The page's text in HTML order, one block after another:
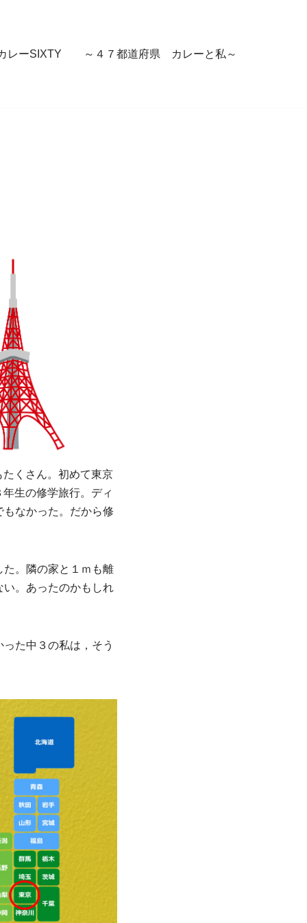
レーSIXTY ～４７都道府県 カレーと私～
くさん。初めて東京
生の修学旅行。ディ
なかった。だから修
。隣の家と１ｍも離
。あったのかもしれ
た中３の私は，そう